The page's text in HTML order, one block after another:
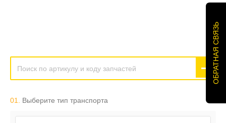
01. Выберите тип транспорта
ОБРАТНАЯ СВЯЗЬ